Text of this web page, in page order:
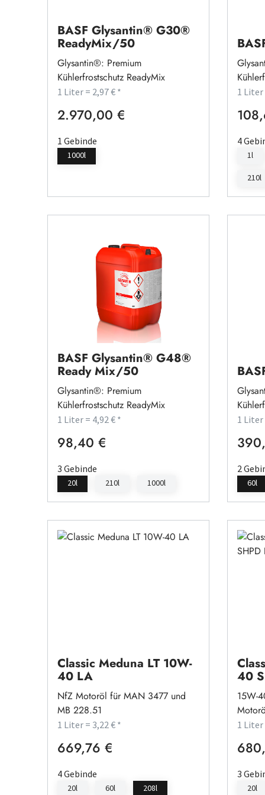
BASF Glysantin® G30®
ReadyMix/50
Glysantin®: Premium
Kühlerfrostschutz ReadyMix
1 Liter = 2,97 € *
Regulärer Preis:
2.970,00 €
1 Gebinde
1000l
1 Liter
4
1l
210l
BASF Glysantin® G48®
Ready Mix/50
Glysantin®: Premium
Kühlerfrostschutz ReadyMix
1 Liter = 4,92 € *
Regulärer Preis:
98,40 €
3 Gebinde
20l 210l 1000l
1 Liter
2
60l
Classic Meduna LT 10W-
40 LA
NfZ Motoröl für MAN 3477 und
MB 228.51
1 Liter = 3,22 € *
Regulärer Preis:
669,76 €
4 Gebinde
20l 60l 208l
40
15W-
1 Liter
3
20l